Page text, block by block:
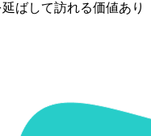
ばして訪れる価値あり